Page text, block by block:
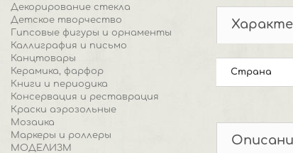
Декорирование стекла
Детское творчество
Гипсовые фигуры и орнаменты
Каллиграфия и письмо
Канцтовары
Керамика, фарфор
Книги и периодика
Консервация и реставрация
Краски аэрозольные
Мозаика
Маркеры и роллеры
МОДЕЛИЗМ
Страна